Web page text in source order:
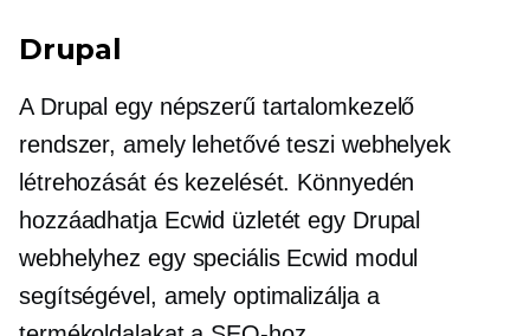
Drupal
A Drupal egy népszerű tartalomkezelő
rendszer, amely lehetővé teszi webhelyek
létrehozását és kezelését. Könnyedén
hozzáadhatja Ecwid üzletét egy Drupal
webhelyhez egy speciális Ecwid modul
segítségével, amely optimalizálja a